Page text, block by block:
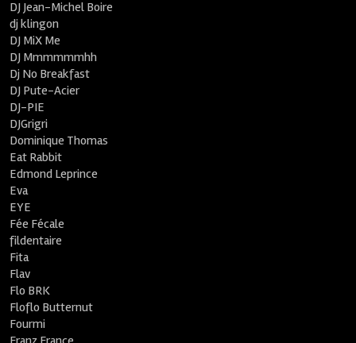
DJ Jean-Michel Boire
dj klingon
DJ MiX Me
DJ Mmmmmmhh
Dj No Breakfast
DJ Pute-Acier
DJ-PIE
DJGrigri
Dominique Thomas
Eat Rabbit
Edmond Leprince
Eva
EYE
Fée Fécale
fildentaire
Fita
Flav
Flo BRK
Floflo Butternut
Fourmi